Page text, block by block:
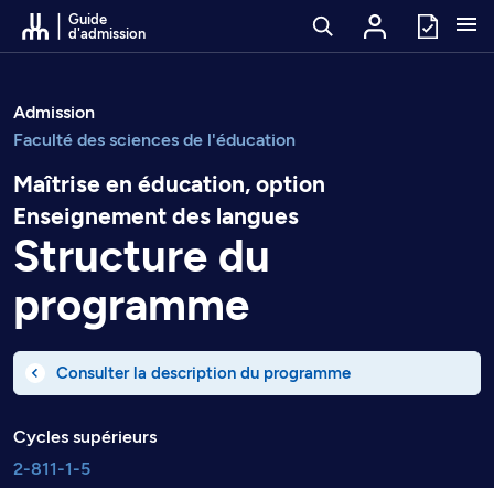
Passer au contenu
Guide
d'admission
Admission
Faculté des sciences de l'éducation
Maîtrise en éducation, option
Enseignement des langues
Structure du
programme
Consulter la description du programme
Cycles supérieurs
2-811-1-5